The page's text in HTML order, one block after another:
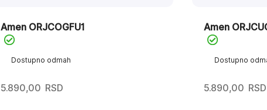
Dostupno odmah
Amen ORJCOGFU1
5.890,00 RSD
Dostupno
Amen
5.890,00 RSD